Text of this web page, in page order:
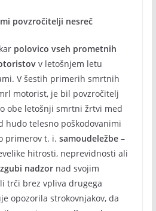
povzročitelji nesreč
polovico vseh prometnih
v letošnjem letu
V šestih primerih smrtnih
motorist, je bil povzročitelj
obe letošnji smrtni žrtvi med
hudo telesno poškodovanimi
primerov t. i. samoudeležbe–
hitrosti, neprevidnosti ali
nadzornad svojim
trči brez vpliva drugega
opozorila strokovnjakov, da